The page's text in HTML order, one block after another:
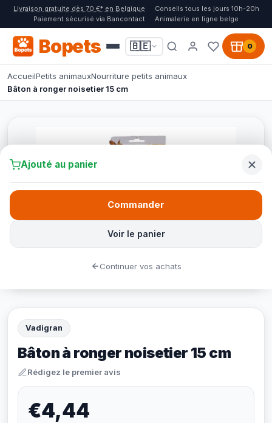
Livraison gratuite dès 70 €* en Belgique
Conseils tous les jours 10h-20h
Paiement sécurisé via Bancontact
Animalerie en ligne belge
Bopets 🇧🇪 0
AccueilPetits animauxNourriture petits animaux
Bâton à ronger noisetier 15 cm
Vadigran
Bâton à ronger noisetier 15 cm
Rédigez le premier avis
€4,44
Ajouté au panier
Voir le panier
Commander
Continuer vos achats